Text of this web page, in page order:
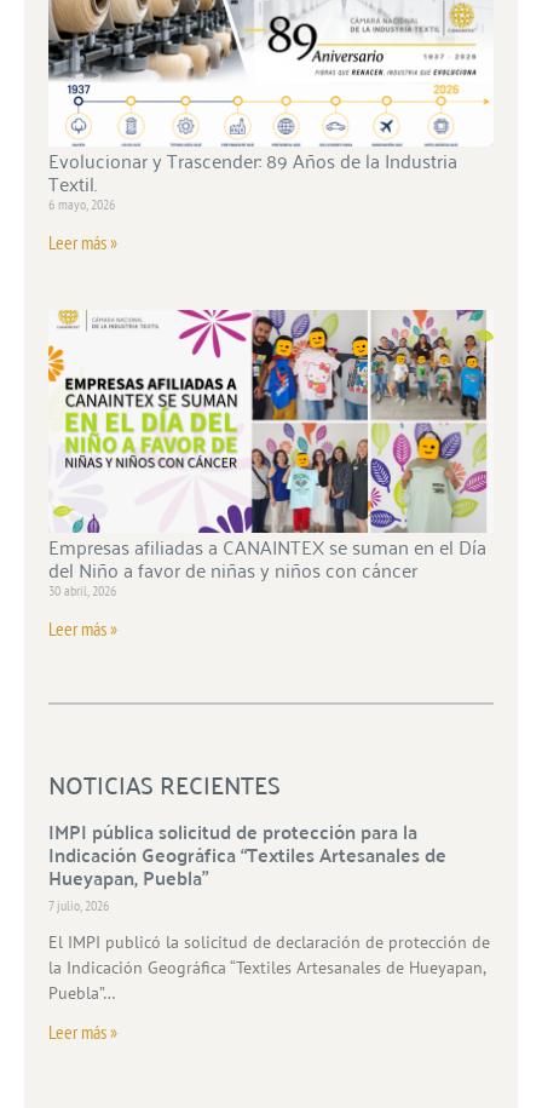
Evolucionar y Trascender: 89 Años de la Industria
Textil.
6 mayo, 2026
Leer más »
Empresas afiliadas a CANAINTEX se suman en el Día
del Niño a favor de niñas y niños con cáncer
30 abril, 2026
Leer más »
NOTICIAS RECIENTES
IMPI pública solicitud de protección para la
Indicación Geográfica “Textiles Artesanales de
Hueyapan, Puebla”
7 julio, 2026
El IMPI publicó la solicitud de declaración de protección de
la Indicación Geográfica “Textiles Artesanales de Hueyapan,
Puebla”…
Leer más »